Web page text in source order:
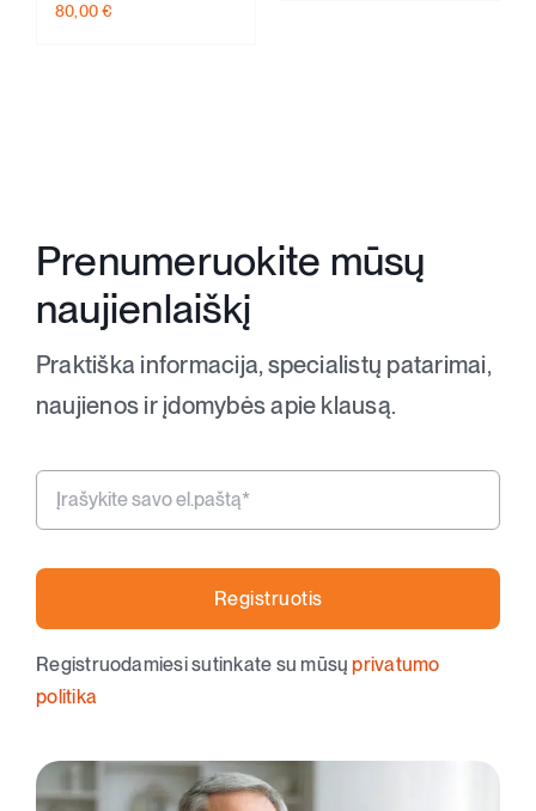
80,00€
Prenumeruokite mūsų
naujienlaiškį
Praktiška informacija, specialistų patarimai,
naujienos ir įdomybės apie klausą.
Registruotis
Registruodamiesi sutinkate su mūsųprivatumo
politika